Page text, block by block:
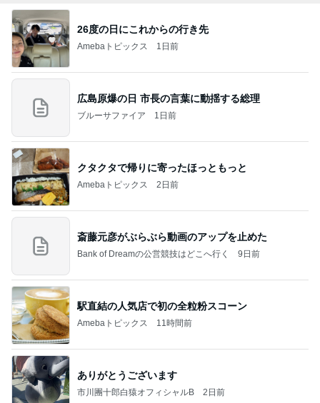
26度の日にこれからの行き先
Amebaトピックス 1日前
広島原爆の日 市長の言葉に動揺する総理
ブルーサファイア 1日前
クタクタで帰りに寄ったほっともっと
Amebaトピックス 2日前
斎藤元彦がぶらぶら動画のアップを止めた
Bank of Dreamの公営競技はどこへ行く 9日前
駅直結の人気店で初の全粒粉スコーン
Amebaトピックス 11時間前
ありがとうございます
市川團十郎白猿オフィシャルB 2日前